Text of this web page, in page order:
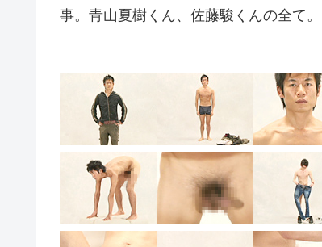
事。青山夏樹くん、佐藤駿くんの全て。